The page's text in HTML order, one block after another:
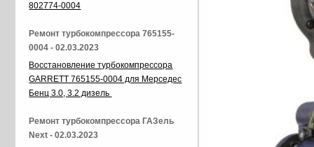
802774-0004
Ремонт турбокомпрессора 765155-
0004 - 02.03.2023
Восстановление турбокомпрессора
GARRETT 765155-0004 для Мерседес
Бенц 3.0, 3.2 дизель
Ремонт турбокомпрессора ГАЗель
Next - 02.03.2023